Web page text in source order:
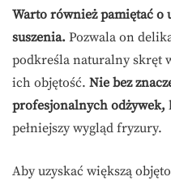
Warto również pamiętać o
suszenia. Pozwala on
podkreśla naturalny skręt
ich objętość. Nie bez
profesjonalnych odżywek,
pełniejszy wygląd fryzury.
Aby uzyskać większą